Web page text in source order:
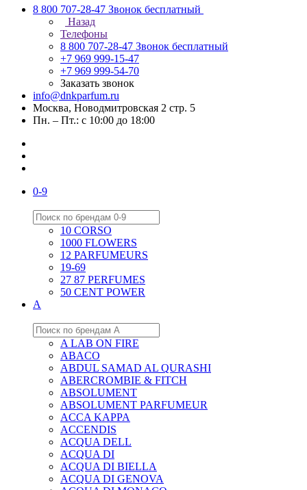
8 800 707-28-47 Звонок бесплатный
Назад
Телефоны
8 800 707-28-47 Звонок бесплатный
+7 969 999-15-47
+7 969 999-54-70
Заказать звонок
info@dnkparfum.ru
Москва, Новодмитровская 2 стр. 5
Пн. – Пт.: с 10:00 до 18:00
0-9
10 CORSO
1000 FLOWERS
12 PARFUMEURS
19-69
27 87 PERFUMES
50 CENT POWER
A
A LAB ON FIRE
ABACO
ABDUL SAMAD AL QURASHI
ABERCROMBIE & FITCH
ABSOLUMENT
ABSOLUMENT PARFUMEUR
ACCA KAPPA
ACCENDIS
ACQUA DELL
ACQUA DI
ACQUA DI BIELLA
ACQUA DI GENOVA